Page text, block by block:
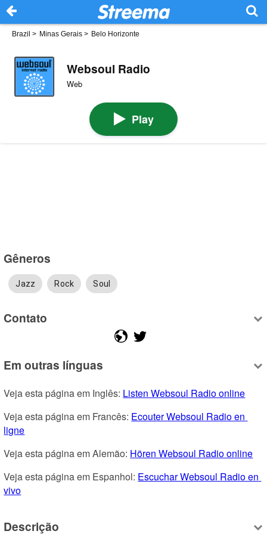
Brazil > Minas Gerais > Belo Horizonte
Websoul Radio
Web
Play
Gêneros
Jazz Rock Soul
Contato
Em outras línguas
Veja esta página em Inglês: Listen Websoul Radio online
Veja esta página em Francês: Ecouter Websoul Radio en
ligne
Veja esta página em Alemão: Hören Websoul Radio online
Veja esta página em Espanhol: Escuchar Websoul Radio en
vivo
Descrição